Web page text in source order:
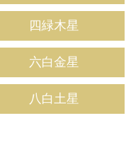
四緑木星
六白金星
八白土星